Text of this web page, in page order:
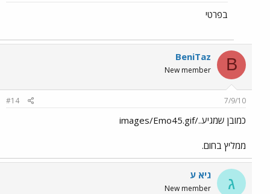
בפרטי
B
BeniTaz
New member
7/9/10
#14
כמובן שמגיע../images/Emo45.gif
ממליץ בחום.
ג גיא ע
New member